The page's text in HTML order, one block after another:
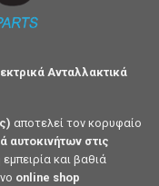
Ανταλλακτικά
αποτελεί τον κορυφαίο
αυτοκινήτων στις
και βαθιά
online shop